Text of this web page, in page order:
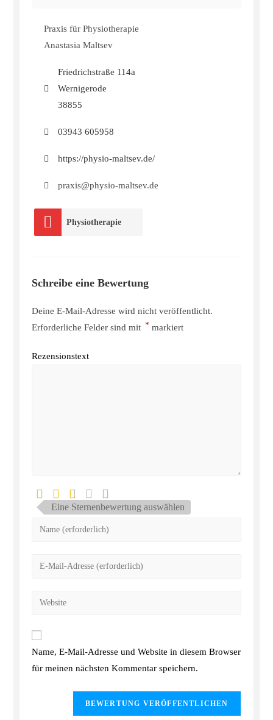
Praxis für Physiotherapie
Anastasia Maltsev
Friedrichstraße 114a
Wernigerode
38855
03943 605958
https://physio-maltsev.de/
praxis@physio-maltsev.de
Physiotherapie
Schreibe eine Bewertung
Deine E-Mail-Adresse wird nicht veröffentlicht.
Erforderliche Felder sind mit * markiert
Rezensionstext
Eine Sternenbewertung auswählen
Name, E-Mail-Adresse und Website in diesem Browser
für meinen nächsten Kommentar speichern.